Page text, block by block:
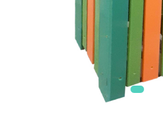
Tăvălugi pentru gazon